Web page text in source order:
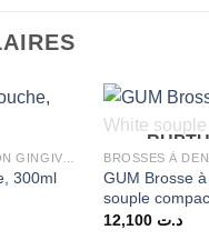
BAIN DE BOUCHE ET SOLUTION GINGIVALE
300ml
BROSSES À
GUM Brosse
souple
د.ت